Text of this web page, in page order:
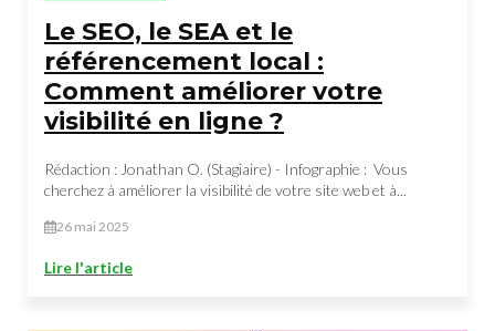
Le SEO, le SEA et le
référencement local :
Comment améliorer votre
visibilité en ligne ?
Rédaction : Jonathan O. (Stagiaire) - Infographie : Vous
cherchez à améliorer la visibilité de votre site web et à...
26 mai 2025
Lire l'article